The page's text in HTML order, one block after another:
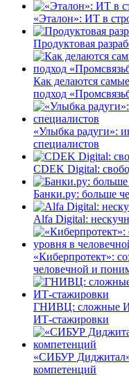
«Эталон»: ИТ в
Продуктовая
Как делаются
подход
«Улыбка радуги»:
специалистов
CDEK Digital:
Банки.ру: больше
Alfa Digital:
«Киберпротект»:
человечной и
ГНИВЦ: сложные
ИТ‑стажировки
«СИБУР
компетенций